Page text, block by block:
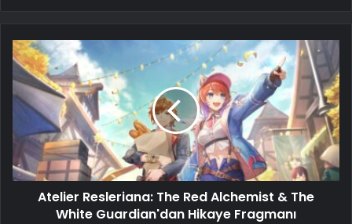
Atelier Resleriana: The Red Alchemist & The
White Guardian'dan Hikaye Fragmanı